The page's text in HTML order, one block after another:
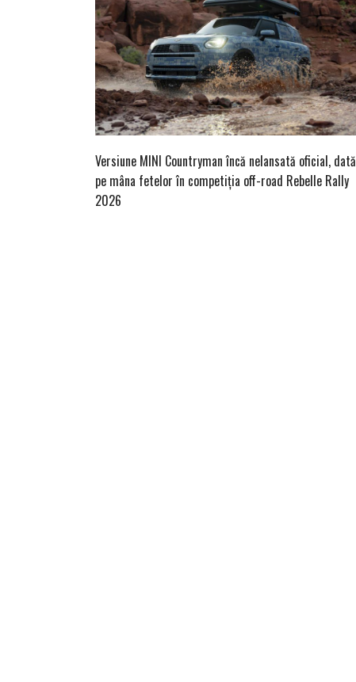
Versiune MINI Countryman încă nelansată oficial, dată
pe mâna fetelor în competiția off-road Rebelle Rally
2026